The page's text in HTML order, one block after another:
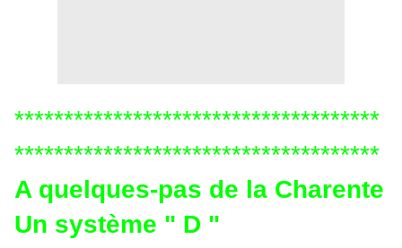
*************************************
*************************************
A quelques-pas de la Charente
Un système " D "